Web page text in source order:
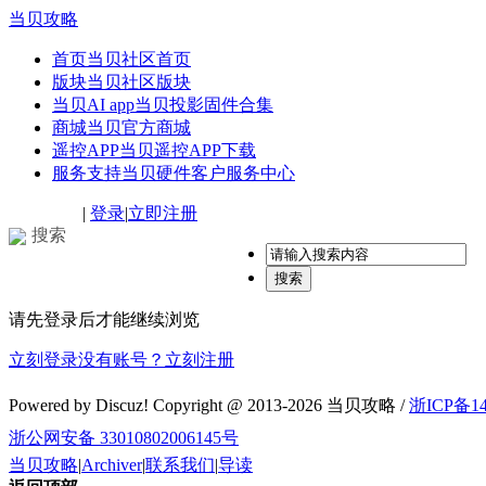
当贝攻略
首页当贝社区首页
版块当贝社区版块
当贝AI app当贝投影固件合集
商城当贝官方商城
遥控APP当贝遥控APP下载
服务支持当贝硬件客户服务中心
搜索
| 登录|立即注册
搜索
请先登录后才能继续浏览
立刻登录没有账号？立刻注册
Powered by Discuz! Copyright @ 2013-2026 当贝攻略 /浙ICP备
浙公网安备 33010802006145号
当贝攻略|Archiver|联系我们|导读